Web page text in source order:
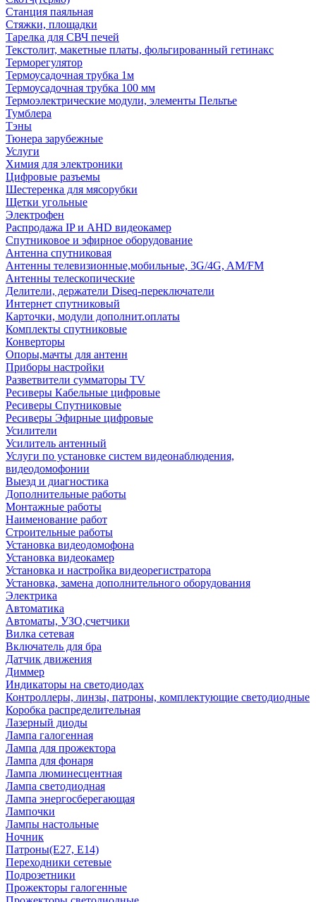
Станция паяльная
Стяжки, площадки
Тарелка для СВЧ печей
Текстолит, макетные платы, фольгированный гетинакс
Терморегулятор
Термоусадочная трубка 1м
Термоусадочная трубка 100 мм
Термоэлектрические модули, элементы Пельтье
Тумблера
Тэны
Тюнера зарубежные
Услуги
Химия для электроники
Цифровые разъемы
Шестеренка для мясорубки
Щетки угольные
Электрофен
Распродажа IP и AHD видеокамер
Спутниковое и эфирное оборудование
Антенна спутниковая
Антенны телевизионные,мобильные, 3G/4G, AM/FM
Антенны телескопические
Делители, держатели Diseq-переключатели
Интернет спутниковый
Карточки, модули дополнит.оплаты
Комплекты спутниковые
Конверторы
Опоры,мачты для антенн
Приборы настройки
Разветвители сумматоры TV
Ресиверы Кабельные цифровые
Ресиверы Спутниковые
Ресиверы Эфирные цифровые
Усилители
Усилитель антенный
Услуги по установке систем видеонаблюдения,
видеодомофонии
Выезд и диагностика
Дополнительные работы
Монтажные работы
Наименование работ
Строительные работы
Установка видеодомофона
Установка видеокамер
Установка и настройка видеорегистратора
Установка, замена дополнительного оборудования
Электрика
Автоматика
Автоматы, УЗО,счетчики
Вилка сетевая
Включатель для бра
Датчик движения
Диммер
Индикаторы на светодиодах
Контроллеры, линзы, патроны, комплектующие светодиодные
Коробка распределительная
Лазерный диоды
Лампа галогенная
Лампа для прожектора
Лампа для фонаря
Лампа люминесцентная
Лампа светодиодная
Лампа энергосберегающая
Лампочки
Лампы настольные
Ночник
Патроны(Е27, Е14)
Переходники сетевые
Подрозетники
Прожекторы галогенные